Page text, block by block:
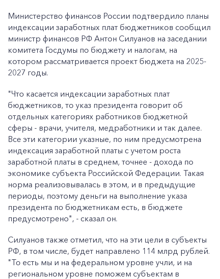
Министерство финансов России подтвердило планы
индексации заработных плат бюджетников сообщил
министр финансов РФ Антон Силуанов на заседании
комитета Госдумы по бюджету и налогам, на
котором рассматривается проект бюджета на 2025-
2027 годы.
"Что касается индексации заработных плат
бюджетников, то указ президента говорит об
отдельных категориях работников бюджетной
сферы - врачи, учителя, медработники и так далее.
Все эти категории указные, по ним предусмотрена
индексация заработной платы с учетом роста
заработной платы в среднем, точнее - дохода по
экономике субъекта Российской Федерации. Такая
норма реализовывалась в этом, и в предыдущие
периоды, поэтому деньги на выполнение указа
президента по бюджетникам есть, в бюджете
предусмотрено", - сказал он.
Силуанов также отметил, что на эти цели в субъекты
РФ, в том числе, будет направлено 114 млрд рублей.
"То есть мы и на федеральном уровне учли, и на
региональном уровне поможем субъектам в